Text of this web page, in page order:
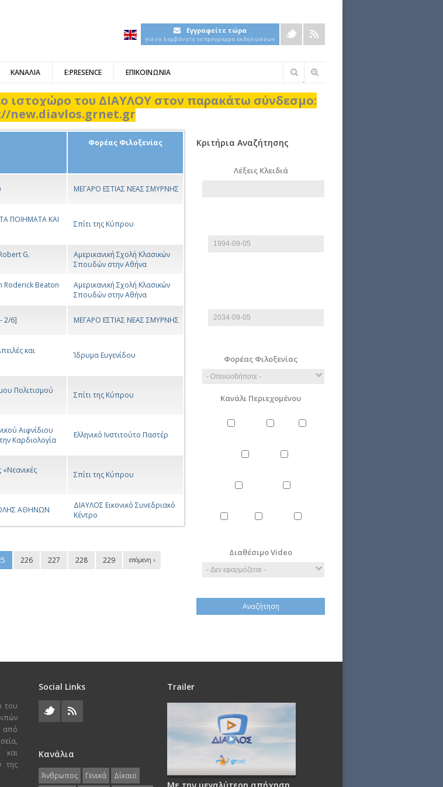
Εγγραφείτε τώρα
για να λαμβάνετε το πρόγραμμα εκδηλώσεων
ΚΑΝΑΛΙΑ E:PRESENCE ΕΠΙΚΟΙΝΩΝΙΑ
Φόρμα
αναζήτησης
ιστοχώρο του ΔΙΑΥΛΟΥ στον παρακάτω σύνδεσμο:
new.diavlos.grnet.gr
Φορέας Φιλοξενίας
ΜΕΓΑΡΟ ΕΣΤΙΑΣ ΝΕΑΣ ΣΜΥΡΝΗΣ
ΠΟΙΗΜΑΤΑ ΚΑΙ
Σπίτι της Κύπρου
G.
Αμερικανική Σχολή Κλασικών
Σπουδών στην Αθήνα
Roderick Beaton
Αμερικανική Σχολή Κλασικών
Σπουδών στην Αθήνα
2/6] ΜΕΓΑΡΟ ΕΣΤΙΑΣ ΝΕΑΣ ΣΜΥΡΝΗΣ
και
Ίδρυμα Ευγενίδου
Πολιτισμού
Σπίτι της Κύπρου
Αιφνίδιου
Καρδιολογία
Ελληνικό Ινστιτούτο Παστέρ
Σπίτι της Κύπρου
ΑΘΗΝΩΝ
ΔΙΑΥΛΟΣ Εικονικό Συνεδριακό
Κέντρο
226 227 228 229 επόμενη ›
Κριτήρια Αναζήτησης
Λέξεις Κλειδιά
Φορέας Φιλοξενίας
Κανάλι Περιεχομένου
Διαθέσιμο Video
του
από
και
της
Social Links
Κανάλια
Άνθρωπος Γενικά Δίκαιο
Trailer